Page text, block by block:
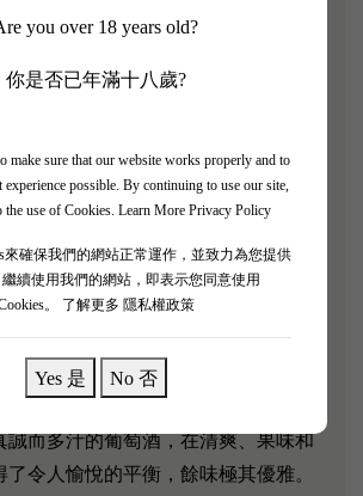
you over 18 years old?
你是否已年滿十八歲?
make sure that our website works properly and to
experience possible. By continuing to use our site,
the use of Cookies. Learn More Privacy Policy
來確保我們的網站正常運作，並致力為您提供
續使用我們的網站，即表示您同意使用
。
了解更多 隱私權政策
Yes 是 No 否
mondavi 選擇了以葡萄栽培聞名
造一款超越國界的葡萄酒 的傳統，
的支持，他們都是年輕的釀酒師。自
這些地塊上種植梅洛葡萄園獲得的經
獨特表現力的了解被證明是必不可少
切的起點，被認為是當地本土品種
和結構與梅洛的圓潤之間的和諧交匯
2016 該酒色澤濃郁深沉，伴有新鮮水
誠而多汁的葡萄酒，在清爽、果味和
令人愉悅的平衡，餘味極其優雅。